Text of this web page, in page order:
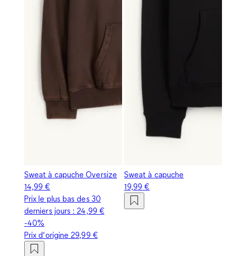
Sweat à capuche Oversize
14,99 €
Prix le plus bas des 30
derniers jours : 24,99 €
-40%
Prix d‘origine 29,99 €
Sweat à capuche
19,99 €